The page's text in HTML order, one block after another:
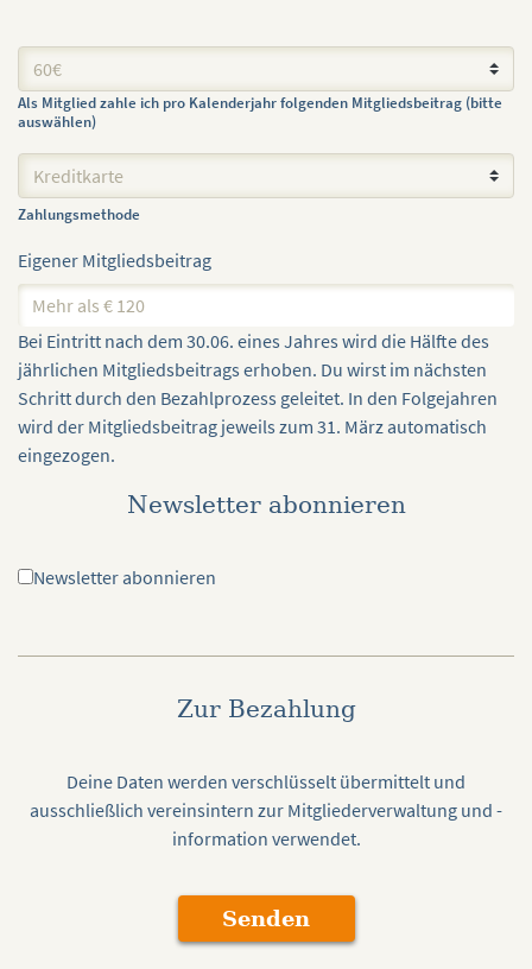
Als Mitglied zahle ich pro Kalenderjahr folgenden Mitgliedsbeitrag (bitte
auswählen)
Zahlungsmethode
Eigener Mitgliedsbeitrag
Bei Eintritt nach dem 30.06. eines Jahres wird die Hälfte des
jährlichen Mitgliedsbeitrags erhoben. Du wirst im nächsten
Schritt durch den Bezahlprozess geleitet. In den Folgejahren
wird der Mitgliedsbeitrag jeweils zum 31. März automatisch
eingezogen.
Newsletter abonnieren
Newsletter abonnieren
Zur Bezahlung
Deine Daten werden verschlüsselt übermittelt und
ausschließlich vereinsintern zur Mitgliederverwaltung und -
information verwendet.